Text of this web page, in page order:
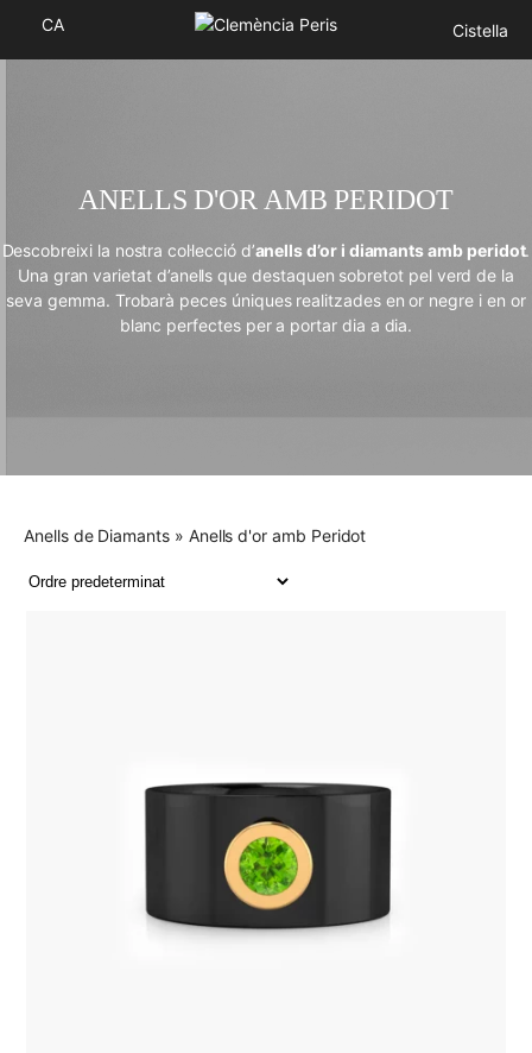
CA Cistella
ANELLS D'OR AMB PERIDOT
Descobreixi la nostra col·lecció d’anells d’or i diamants amb peridot.
Una gran varietat d’anells que destaquen sobretot pel verd de la
seva gemma. Trobarà peces úniques realitzades en or negre i en or
blanc perfectes per a portar dia a dia.
Anells de Diamants» Anells d'or amb Peridot